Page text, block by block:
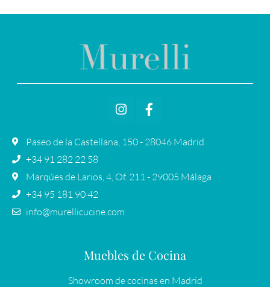
Paseo de la Castellana, 150 - 28046 Madrid
+34 91 282 22 58
Marqúes de Larios, 4, Of. 211 - 29005 Málaga
+34 95 181 90 42
info@murellicucine.com
Muebles de Cocina
Showroom de cocinas en Madrid